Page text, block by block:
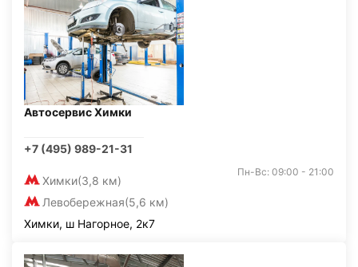
Автосервис Химки
+7 (495) 989-21-31
Химки(3,8 км)
Левобережная(5,6 км)
Пн-Вс: 09:00 - 21:00
Химки, ш Нагорное, 2к7